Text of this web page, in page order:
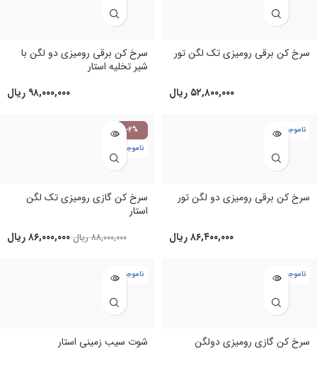
سرخ کن برقی رومیزی تک لگن تور
۵۲,۸۰۰,۰۰۰ ریال
سرخ کن برقی رومیزی دو لگن با
شیر تخلیه استار
۹۸,۰۰۰,۰۰۰ ریال
ناموجود
سرخ کن برقی رومیزی دو لگن تور
۸۶,۴۰۰,۰۰۰ریال
-2%
ناموجود
سرخ کن گازی رومیزی تک لگن
استار
۸۸,۰۰۰,۰۰۰ ریال ۸۶,۰۰۰,۰۰۰ریال
ناموجود
سرخ کن گازی رومیزی دولگن
ناموجود
شوت سیب زمینی استار